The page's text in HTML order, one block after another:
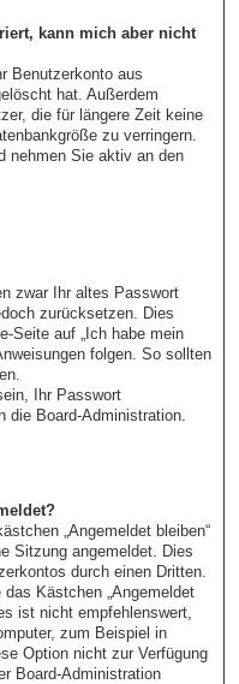
kann mich aber nicht
Benutzerkonto aus
hat. Außerdem
die für längere Zeit keine
zu verringern.
nehmen Sie aktiv an den
zwar Ihr altes Passwort
zurücksetzen. Dies
Seite auf „Ich habe mein
folgen. So sollten
Ihr Passwort
Board-Administration.
„Angemeldet bleiben“
Sitzung angemeldet. Dies
durch einen Dritten.
Kästchen „Angemeldet
ist nicht empfehlenswert,
zum Beispiel in
Option nicht zur Verfügung
Board-Administration